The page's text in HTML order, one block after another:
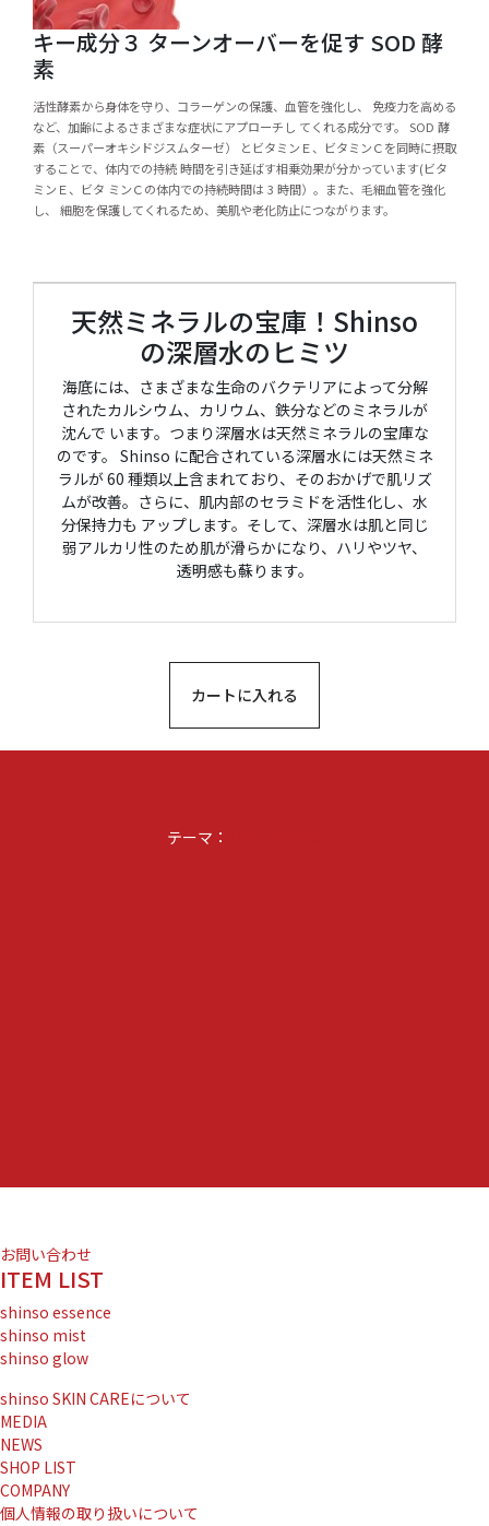
キー成分３ ターンオーバーを促す SOD 酵
素
活性酵素から身体を守り、コラーゲンの保護、血管を強化し、 免疫力を高める
など、加齢によるさまざまな症状にアプローチし てくれる成分です。 SOD 酵
素（スーパーオキシドジスムターゼ） とビタミンＥ、ビタミンＣを同時に摂取
することで、体内での持続 時間を引き延ばす相乗効果が分かっています(ビタ
ミンＥ、ビタ ミンＣの体内での持続時間は 3 時間）。また、毛細血管を強化
し、 細胞を保護してくれるため、美肌や老化防止につながります。
天然ミネラルの宝庫！Shinso
の深層水のヒミツ
海底には、さまざまな生命のバクテリアによって分解
されたカルシウム、カリウム、鉄分などのミネラルが
沈んで います。つまり深層水は天然ミネラルの宝庫な
のです。 Shinso に配合されている深層水には天然ミネ
ラルが 60 種類以上含まれており、そのおかげで肌リズ
ムが改善。さらに、肌内部のセラミドを活性化し、水
分保持力も アップします。そして、深層水は肌と同じ
弱アルカリ性のため肌が滑らかになり、ハリやツヤ、
透明感も蘇ります。
カートに入れる
テーマ：
お問い合わせ
ITEM LIST
shinso essence
shinso mist
shinso glow
shinso SKIN CAREについて
MEDIA
NEWS
SHOP LIST
COMPANY
個人情報の取り扱いについて